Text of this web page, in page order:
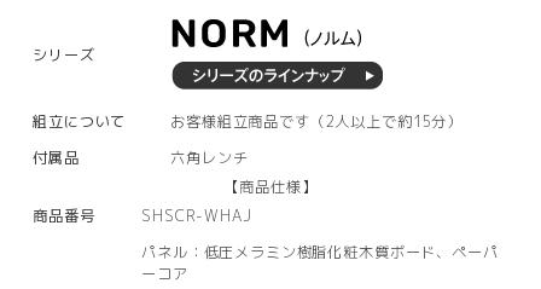
シリーズ
組立について
お客様組立商品です（2人以上で約15分）
付属品
六角レンチ
【商品仕様】
商品番号
SHSCR-WHAJ
パネル：低圧メラミン樹脂化粧木質ボード、ペーパ
ーコア